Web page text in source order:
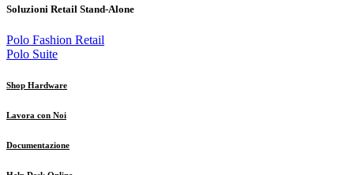
Soluzioni Retail Stand-Alone
Polo Fashion Retail
Polo Suite
Shop Hardware
Lavora con Noi
Documentazione